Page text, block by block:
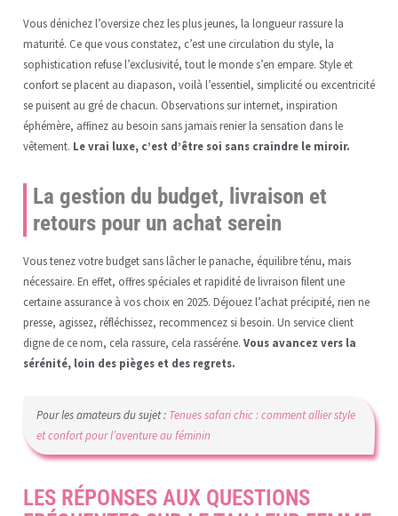
Vous dénichez l’oversize chez les plus jeunes, la longueur rassure la
maturité. Ce que vous constatez, c’est une circulation du style, la
sophistication refuse l’exclusivité, tout le monde s’en empare. Style et
confort se placent au diapason, voilà l’essentiel, simplicité ou excentricité
se puisent au gré de chacun. Observations sur internet, inspiration
éphémère, affinez au besoin sans jamais renier la sensation dans le
vêtement. Le vrai luxe, c’est d’être soi sans craindre le miroir.
La gestion du budget, livraison et
retours pour un achat serein
Vous tenez votre budget sans lâcher le panache, équilibre ténu, mais
nécessaire. En effet, offres spéciales et rapidité de livraison filent une
certaine assurance à vos choix en 2025. Déjouez l’achat précipité, rien ne
presse, agissez, réfléchissez, recommencez si besoin. Un service client
digne de ce nom, cela rassure, cela rasséréne. Vous avancez vers la
sérénité, loin des pièges et des regrets.
Pour les amateurs du sujet : Tenues safari chic : comment allier style
et confort pour l’aventure au féminin
LES RÉPONSES AUX QUESTIONS